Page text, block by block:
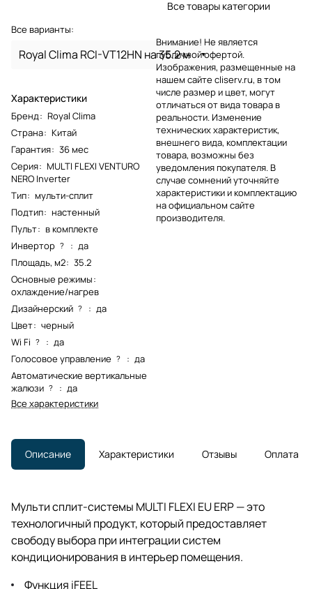
Все варианты:
Royal Clima RCI-VT12HN на 35.2 м
Характеристики
Бренд: Royal Clima
Страна: Китай
Гарантия: 36 мес
Серия: MULTI FLEXI VENTURO
NERO Inverter
Тип: мульти-сплит
Подтип: настенный
Пульт: в комплекте
Инвертор ? : да
Площадь, м2: 35.2
Основные режимы:
охлаждение/нагрев
Дизайнерский ? : да
Цвет: черный
Wi Fi ? : да
Голосовое управление ? : да
Автоматические вертикальные
жалюзи ? : да
Все характеристики
Все товары категории
Внимание! Не является
публичной офертой.
Изображения, размещенные на
нашем сайте cliserv.ru, в том
числе размер и цвет, могут
отличаться от вида товара в
реальности. Изменение
технических характеристик,
внешнего вида, комплектации
товара, возможны без
уведомления покупателя. В
случае сомнений уточняйте
характеристики и комплектацию
на официальном сайте
производителя.
Описание Характеристики Отзывы Оплата
Мульти сплит-системы MULTI FLEXI EU ERP — это
технологичный продукт, который предоставляет
свободу выбора при интеграции систем
кондиционирования в интерьер помещения.
Функция iFEEL